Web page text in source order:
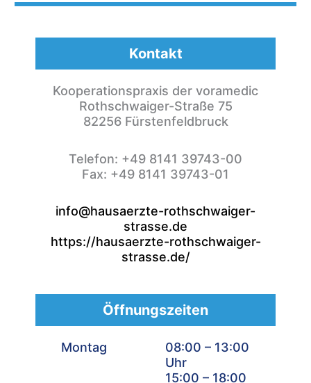
Kontakt
Kooperationspraxis der voramedic
Rothschwaiger-Straße 75
82256 Fürstenfeldbruck
Telefon: +49 8141 39743-00
Fax: +49 8141 39743-01
info@hausaerzte-rothschwaiger-
strasse.de
https://hausaerzte-rothschwaiger-
strasse.de/
Öffnungszeiten
Montag
08:00 – 13:00
Uhr
15:00 – 18:00